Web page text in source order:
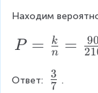
c
d
t
1
0!
}
{
_
{
2
}
=
_
4
k
1
d
Находим
P
\f
P = n
k = 90
Ответ:
\
7
3 .